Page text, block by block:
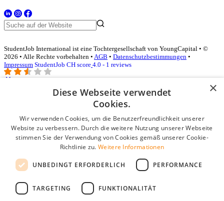
StudentJob International ist eine Tochtergesellschaft von YoungCapital • ©
2026 • Alle Rechte vorbehalten • AGB • Datenschutzbestimmungen •
Impressum StudentJob CH score 4.0 - 1 reviews
Login für Unternehmen
E-Mail*
Passwort
Angemeldet bleiben
Passwort vergessen?
Kostenloses Unternehmensprofil
×
Diese Webseite verwendet
Cookies.
Wir verwenden Cookies, um die Benutzerfreundlichkeit unserer
Website zu verbessern. Durch die weitere Nutzung unserer Webseite
stimmen Sie der Verwendung von Cookies gemäß unserer Cookie-
Richtlinie zu. Weitere Informationen
UNBEDINGT ERFORDERLICH PERFORMANCE
TARGETING FUNKTIONALITÄT